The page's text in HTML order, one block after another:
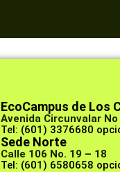
EcoCampus de Los
Avenida Circunvalar
Tel: (601) 3376680
Sede Norte
Calle 106 No. 19 – 18
Tel: (601) 6580658